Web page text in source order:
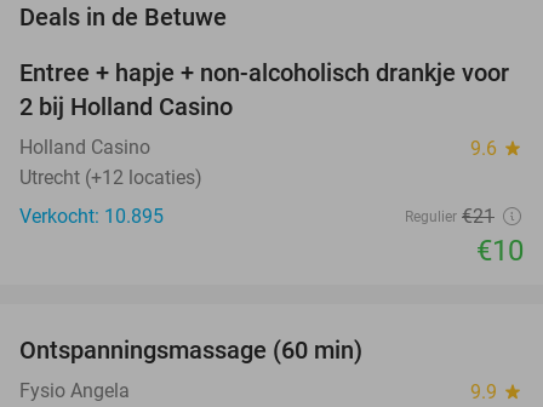
Deals in de Betuwe
52%
Entree + hapje + non-alcoholisch drankje voor
2 bij Holland Casino
Holland Casino 9.6 star
Utrecht (+12 locaties)
Verkocht: 10.895
Regulier €21
€10
Ontspanningsmassage (60 min)
Fysio Angela 9.9 star